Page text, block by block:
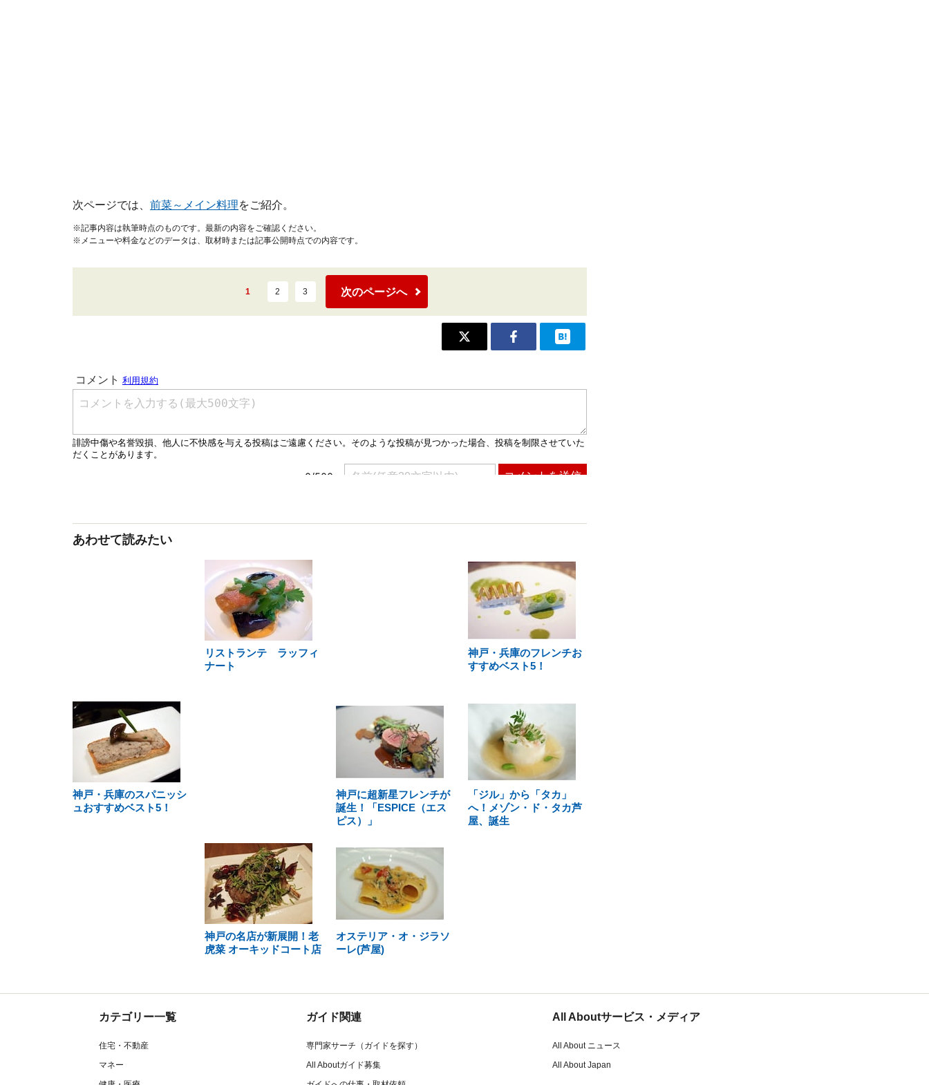
次ページでは、 前菜～メイン料理をご紹介。
※記事内容は執筆時点のものです。最新の内容をご確認ください。
※メニューや料金などのデータは、取材時または記事公開時点での内容です。
1 2 3 次のページへ
あわせて読みたい
リストランテ ラッフィ
ナート
神戸・兵庫のフレンチお
すすめベスト5！
神戸・兵庫のスパニッシ
ュおすすめベスト5！
神戸に超新星フレンチが
誕生！「ESPICE（エス
ピス）」
「ジル」から「タカ」
へ！メゾン・ド・タカ芦
屋、誕生
神戸の名店が新展開！老
虎菜 オーキッドコート店
オステリア・オ・ジラソ
ーレ(芦屋)
カテゴリー一覧
住宅・不動産
マネー
ガイド関連
専門家サーチ（ガイドを探す）
All Aboutガイド募集
All Aboutサービス・メディア
All About ニュース
All About Japan